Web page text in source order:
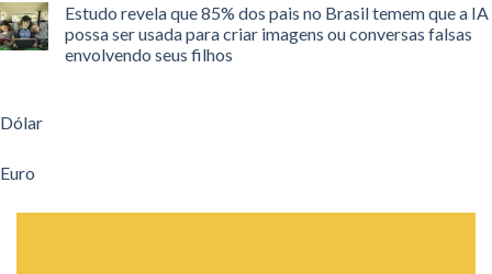
Estudo revela que 85% dos pais no Brasil temem que a IA
possa ser usada para criar imagens ou conversas falsas
envolvendo seus filhos
Dólar
Euro